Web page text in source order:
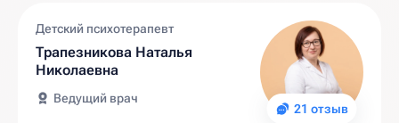
21 отзыв
Детский психотерапевт
Трапезникова Наталья
Николаевна
Ведущий врач